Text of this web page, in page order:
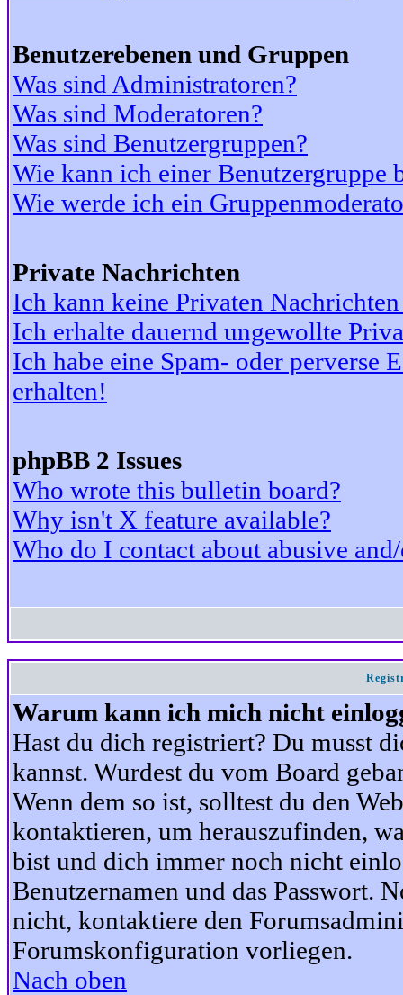
Benutzerebenen und Gruppen
Was sind Administratoren?
Was sind Moderatoren?
Was sind Benutzergruppen?
Wie kann ich einer Benutzergruppe
Wie werde ich ein
Private Nachrichten
Ich kann keine Privaten
Ich erhalte dauernd ungewollte
Ich habe eine Spam- oder perverse
erhalten!
phpBB 2 Issues
Who wrote this bulletin board?
Why isn't X feature available?
Who do I contact about abusive
Warum kann ich mich nicht
Hast du dich registriert? Du musst
kannst. Wurdest du vom Board
Wenn dem so ist, solltest du den
kontaktieren, um herauszufinden,
bist und dich immer noch nicht
Benutzernamen und das Passwort.
nicht, kontaktiere den
Forumskonfiguration vorliegen.
Nach oben